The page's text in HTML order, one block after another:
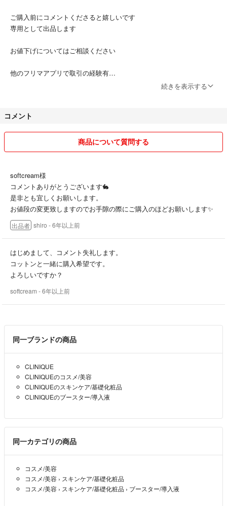
ご購入前にコメントくださると嬉しいです
専用として出品します
お値下げについてはご相談ください
他のフリマアプリで取引の経験有
続きを表示する
コメント
商品について質問する
softcream様
コメントありがとうございます🐇
是非とも宜しくお願いします。
お値段の変更致しますのでお手隙の際にご購入のほどお願いします✨
出品者 shiro - 6年以上前
はじめまして、コメント失礼します。
コットンと一緒に購入希望です。
よろしいですか？
softcream - 6年以上前
同一ブランドの商品
CLINIQUE
CLINIQUEのコスメ/美容
CLINIQUEのスキンケア/基礎化粧品
CLINIQUEのブースター/導入液
同一カテゴリの商品
コスメ/美容
コスメ/美容 › スキンケア/基礎化粧品
コスメ/美容 › スキンケア/基礎化粧品 › ブースター/導入液